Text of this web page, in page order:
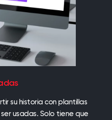
su historia con plantillas
usadas. Solo tiene que